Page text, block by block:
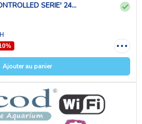
SERIE' 24...
Ajouter au panier